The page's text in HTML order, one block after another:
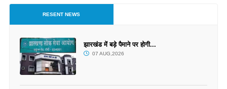
RESENT NEWS
झारखंड में बड़े पैमाने पर होगी...
07 AUG,2026